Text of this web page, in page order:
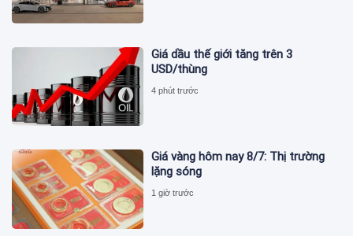
Giá dầu thế giới tăng trên 3
USD/thùng
4 phút trước
Giá vàng hôm nay 8/7: Thị trường
lặng sóng
1 giờ trước